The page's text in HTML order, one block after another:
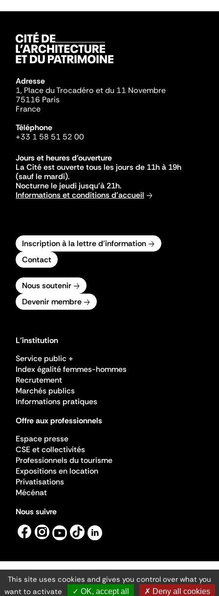
Adresse
1, Place du Trocadéro et du 11 Novembre
75116 Paris
France
Téléphone
+33 1 58 51 52 00
Jours et heures d'ouverture
La Cité est ouverte tous les jours de 11h à 19h
(sauf le mardi).
Nocturne le jeudi jusqu'à 21h.
Informations et conditions d'accueil
Inscription à la lettre d'information
Contact
Nous soutenir
Devenir membre
L'institution
Service public +
Index égalité femmes-hommes
Recrutement
Marchés publics
Informations pratiques
Offre aux professionnels
Espace presse
CSE et collectivités
Professionnels du tourisme
Expositions en location
Privatisations
Mécénat
Nous suivre
Mentions légales
Gestion des cookies
Accessibilité numérique
This site uses cookies and gives you control over what you
want to activate
✓ OK, accept all ✗ Deny all cookies